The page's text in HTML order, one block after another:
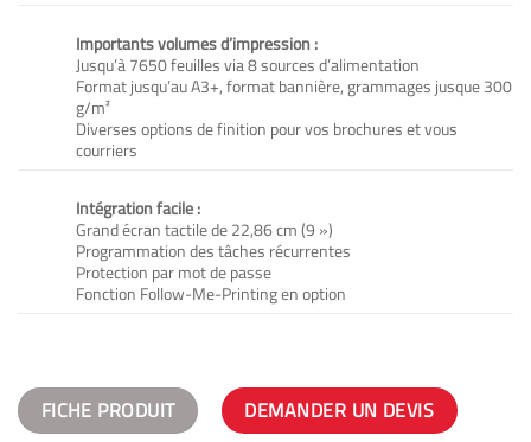
Importants volumes d’impression :
Jusqu’à 7650 feuilles via 8 sources d’alimentation
Format jusqu’au A3+, format bannière, grammages jusque 300
g/m²
Diverses options de finition pour vos brochures et vous
courriers
Intégration facile :
Grand écran tactile de 22,86 cm (9 »)
Programmation des tâches récurrentes
Protection par mot de passe
Fonction Follow-Me-Printing en option
FICHE PRODUIT DEMANDER UN DEVIS